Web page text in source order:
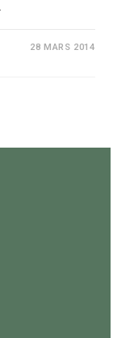
28 MARS 2014